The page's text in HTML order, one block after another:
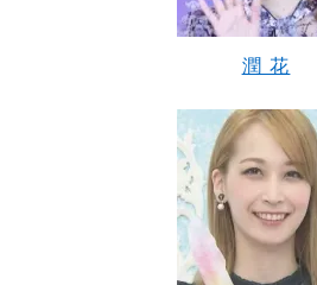
潤 花